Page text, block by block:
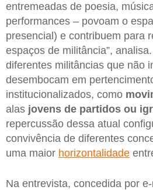
entremeadas de poesia,
performances – povoam o
presencial) e contribuem para
espaços de militância”,
diferentes militâncias que não
desembocam em
institucionalizados, como
alas jovens de partidos ou
repercussão dessa atual
convivência de diferentes
uma maior horizontalidade
Na entrevista, concedida por